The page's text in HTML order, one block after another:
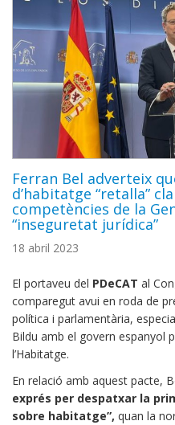
Ferran Bel adverteix
d’habitatge “retalla”
competències de la
“inseguretat jurídica”
18 abril 2023
El portaveu del PDeCAT al
comparegut avui en roda de
política i parlamentària,
Bildu amb el govern espanyol
l’Habitatge.
En relació amb aquest pacte,
exprés per despatxar la
sobre habitatge”, quan la